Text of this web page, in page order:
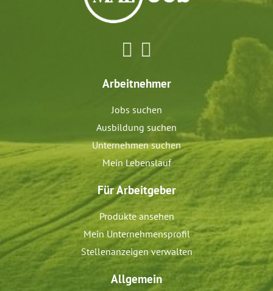
Arbeitnehmer
Jobs suchen
Ausbildung suchen
Unternehmen suchen
Mein Lebenslauf
Für Arbeitgeber
Produkte ansehen
Mein Unternehmensprofil
Stellenanzeigen verwalten
Allgemein